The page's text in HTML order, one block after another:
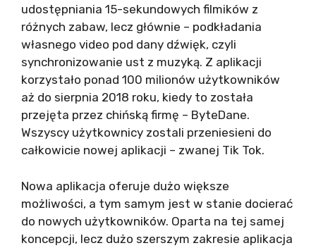
udostępniania 15-sekundowych filmików z
różnych zabaw, lecz głównie – podkładania
własnego video pod dany dźwięk, czyli
synchronizowanie ust z muzyką. Z aplikacji
korzystało ponad 100 milionów użytkowników
aż do sierpnia 2018 roku, kiedy to została
przejęta przez chińską firmę – ByteDane.
Wszyscy użytkownicy zostali przeniesieni do
całkowicie nowej aplikacji – zwanej Tik Tok.
Nowa aplikacja oferuje dużo większe
możliwości, a tym samym jest w stanie docierać
do nowych użytkowników. Oparta na tej samej
koncepcji, lecz dużo szerszym zakresie aplikacja